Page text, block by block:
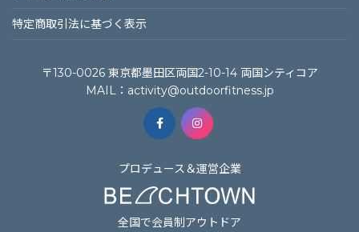
特定商取引法に基づく表⽰
〒130-0026 東京都墨田区両国2-10-14 両国シティコア
MAIL： activity@outdoorfitness.jp
プロデュース＆運営企業
全国で会員制アウトドア